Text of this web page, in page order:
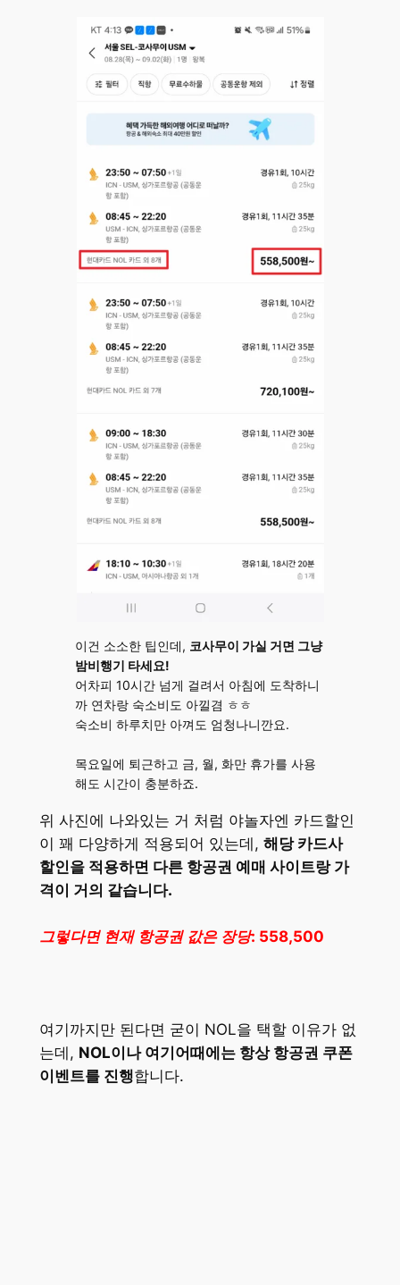
이건 소소한 팁인데, 코사무이 가실 거면 그냥
밤비행기 타세요!
어차피 10시간 넘게 걸려서 아침에 도착하니
까 연차랑 숙소비도 아낄겸 ㅎㅎ
숙소비 하루치만 아껴도 엄청나니깐요.
목요일에 퇴근하고 금, 월, 화만 휴가를 사용
해도 시간이 충분하죠.
위 사진에 나와있는 거 처럼 야놀자엔 카드할인
이 꽤 다양하게 적용되어 있는데, 해당 카드사
할인을 적용하면 다른 항공권 예매 사이트랑 가
격이 거의 같습니다.
그렇다면 현재 항공권 값은 장당: 558,500
여기까지만 된다면 굳이 NOL을 택할 이유가 없
는데, NOL이나 여기어때에는 항상 항공권 쿠폰
이벤트를 진행합니다.